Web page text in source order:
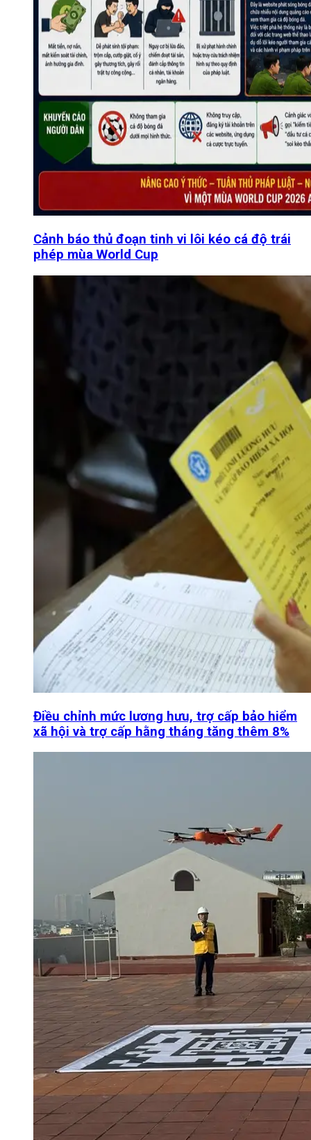
Cảnh báo thủ đoạn tinh vi lôi kéo cá độ trái
phép mùa World Cup
Điều chỉnh mức lương hưu, trợ cấp bảo hiểm
xã hội và trợ cấp hằng tháng tăng thêm 8%